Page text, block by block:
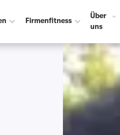
Firmenfitness
Über
uns